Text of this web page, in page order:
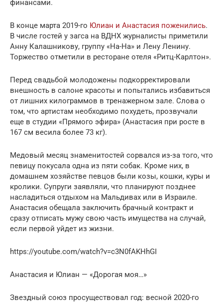
финансами.
В конце марта 2019-го Юлиан и Анастасия поженились.
В числе гостей у загса на ВДНХ журналисты приметили
Анну Калашникову, группу «На-На» и Лену Ленину.
Торжество отметили в ресторане отеля «Ритц-Карлтон».
Перед свадьбой молодожены подкорректировали
внешность в салоне красоты и попытались избавиться
от лишних килограммов в тренажерном зале. Слова о
том, что артистам необходимо похудеть, прозвучали
еще в студии «Прямого эфира» (Анастасия при росте в
167 см весила более 73 кг).
Медовый месяц знаменитостей сорвался из-за того, что
певицу покусала одна из пяти собак. Кроме них, в
домашнем хозяйстве певцов были козы, кошки, куры и
кролики. Супруги заявляли, что планируют позднее
насладиться отдыхом на Мальдивах или в Израиле.
Анастасия обещала заключить брачный контракт и
сразу отписать мужу свою часть имущества на случай,
если первой уйдет из жизни.
https://youtube.com/watch?v=c3N0fAKHhGI
Анастасия и Юлиан — «Дорогая моя…»
Звездный союз просуществовал год: весной 2020-го